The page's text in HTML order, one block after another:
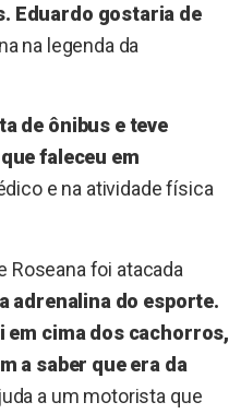
Eduardo gostaria de
na legenda da
de ônibus e teve
faleceu em
e na atividade física
Roseana foi atacada
adrenalina do esporte.
em cima dos cachorros,
a saber que era da
a um motorista que